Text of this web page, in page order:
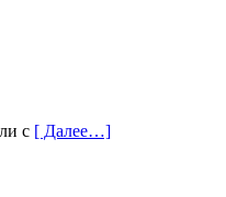
с [ Далее…]